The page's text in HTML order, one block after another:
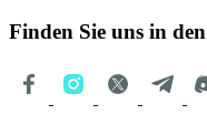
Finden Sie uns in